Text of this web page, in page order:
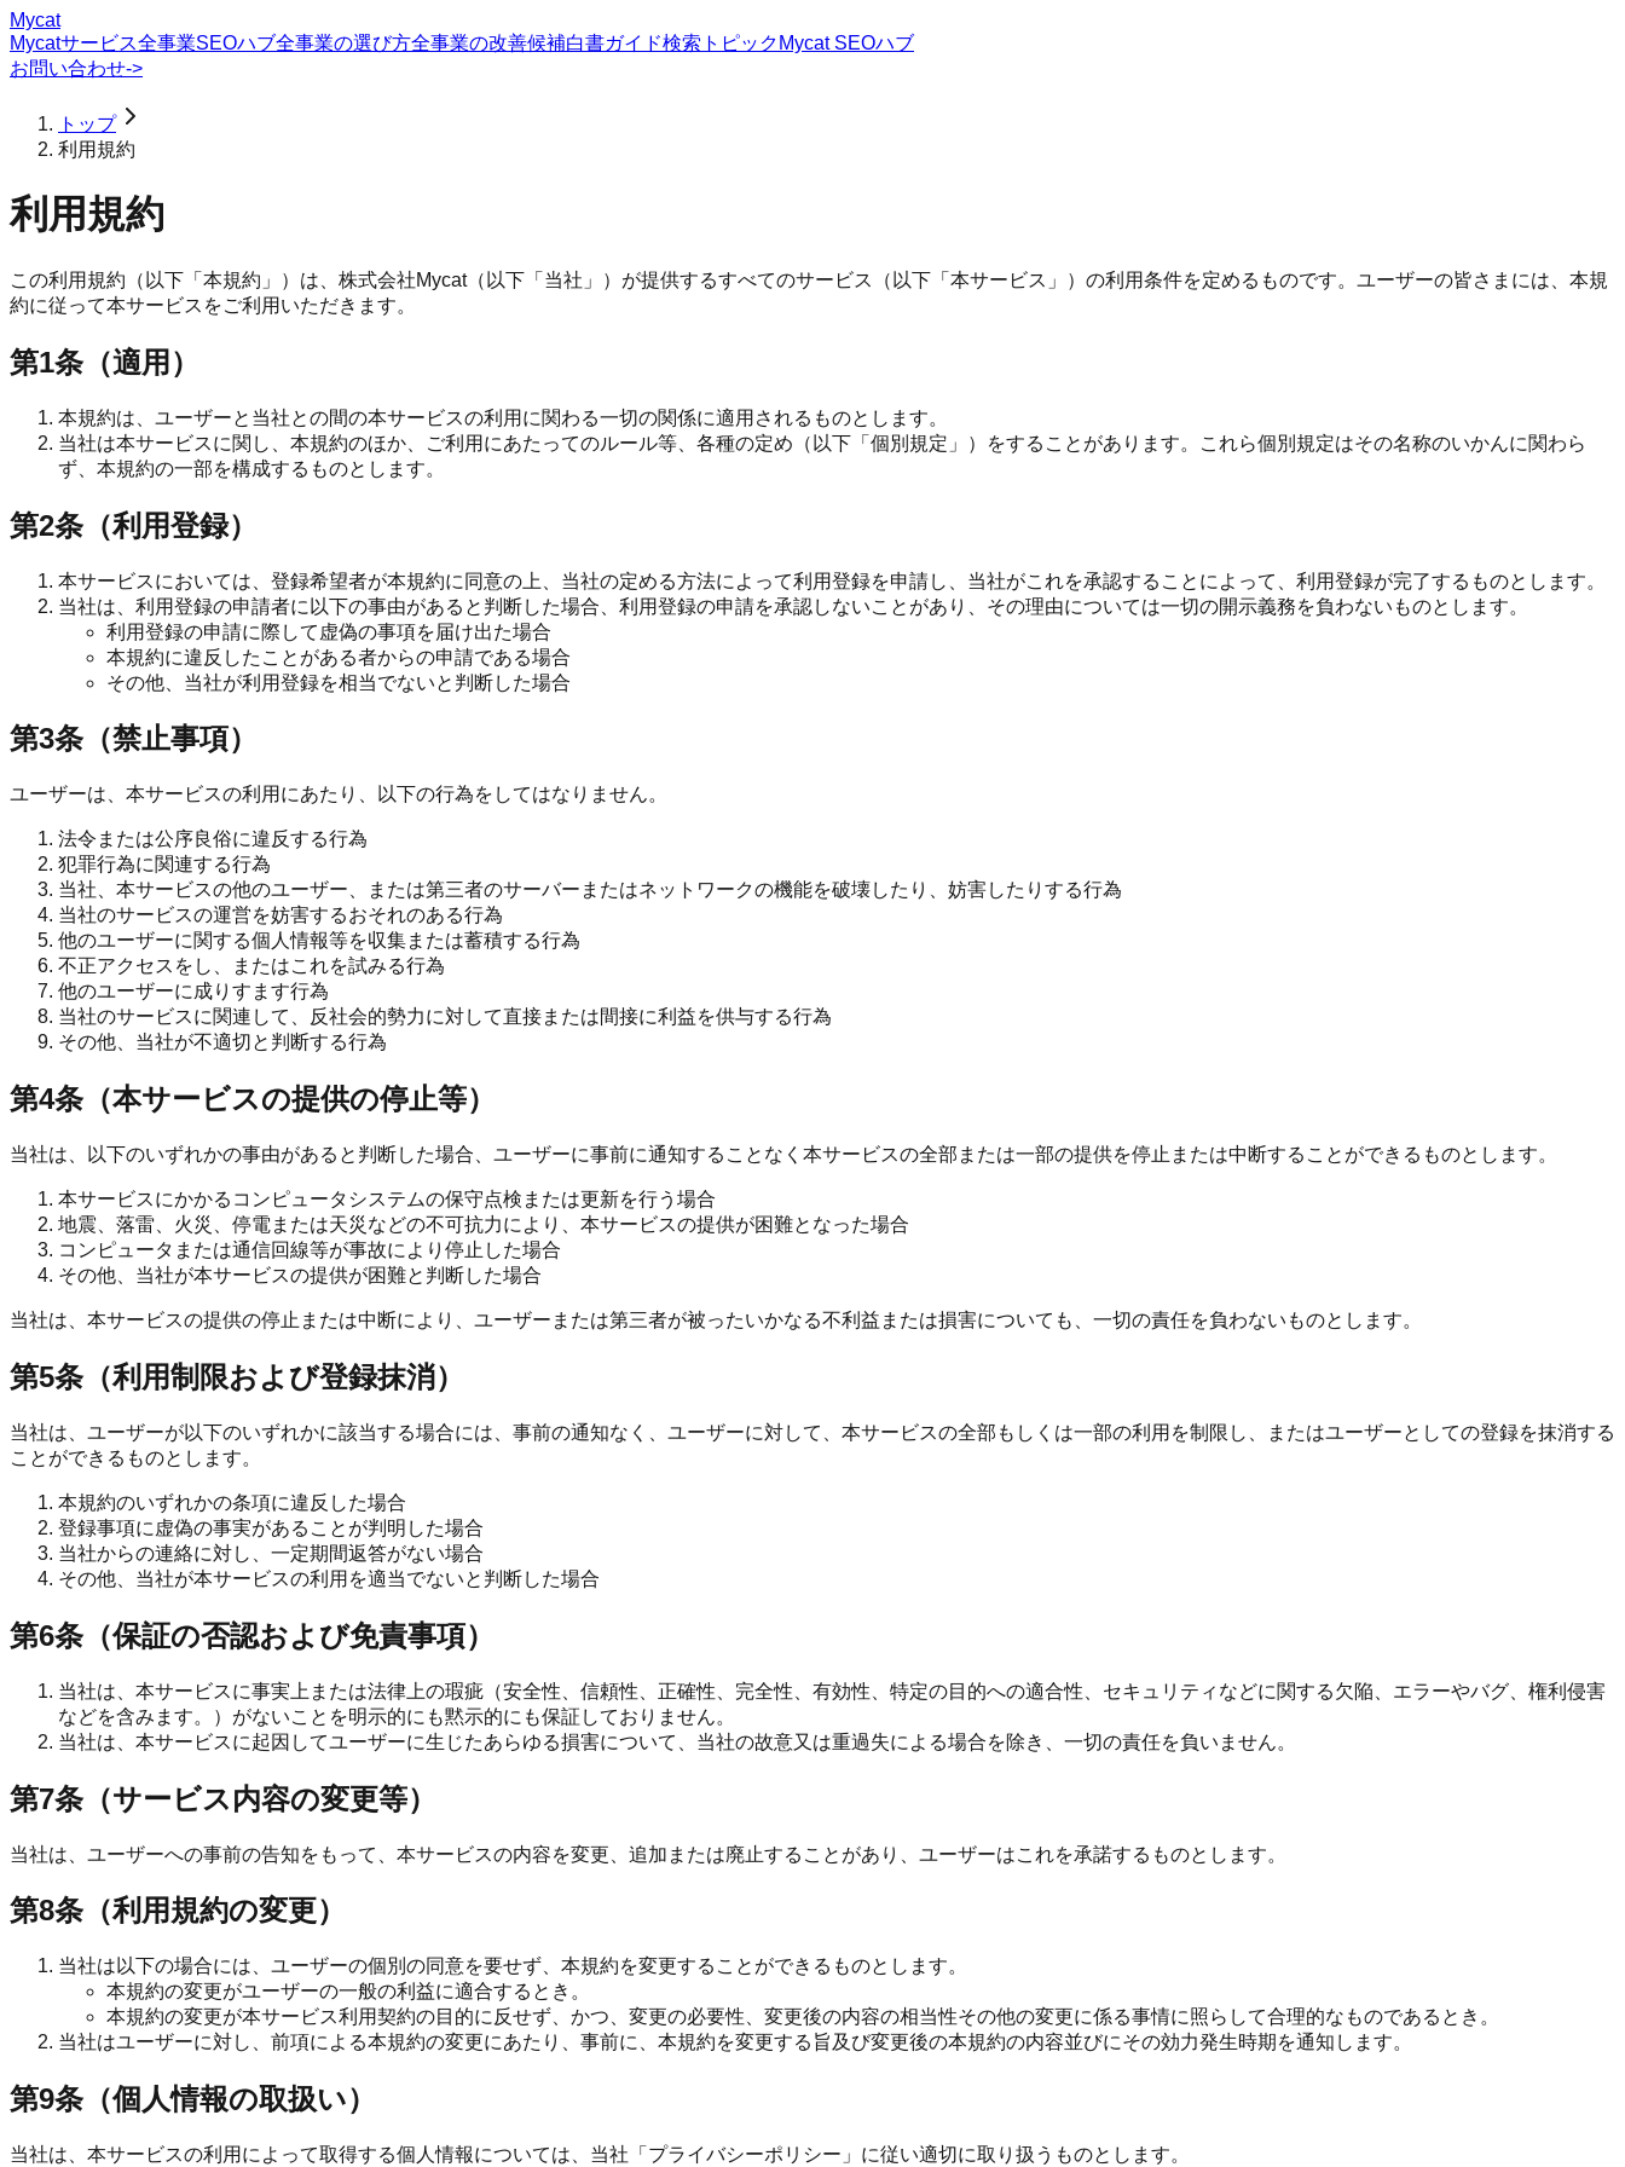
Mycat
Mycatサービス全事業SEOハブ全事業の選び方全事業の改善候補白書ガイド検索トピック Mycat SEOハブ
お問い合わせ->
トップ
利用規約
利用規約
この利用規約（以下「本規約」）は、株式会社Mycat（以下「当社」）が提供するすべてのサービス（以下「本サービス」）の利用条件を定めるものです。ユーザーの皆さまには、本規
約に従って本サービスをご利用いただきます。
第1条（適用）
本規約は、ユーザーと当社との間の本サービスの利用に関わる一切の関係に適用されるものとします。
当社は本サービスに関し、本規約のほか、ご利用にあたってのルール等、各種の定め（以下「個別規定」）をすることがあります。これら個別規定はその名称のいかんに関わら
ず、本規約の一部を構成するものとします。
第2条（利用登録）
本サービスにおいては、登録希望者が本規約に同意の上、当社の定める方法によって利用登録を申請し、当社がこれを承認することによって、利用登録が完了するものとします。
当社は、利用登録の申請者に以下の事由があると判断した場合、利用登録の申請を承認しないことがあり、その理由については一切の開示義務を負わないものとします。
利用登録の申請に際して虚偽の事項を届け出た場合
本規約に違反したことがある者からの申請である場合
その他、当社が利用登録を相当でないと判断した場合
第3条（禁止事項）
ユーザーは、本サービスの利用にあたり、以下の行為をしてはなりません。
法令または公序良俗に違反する行為
犯罪行為に関連する行為
当社、本サービスの他のユーザー、または第三者のサーバーまたはネットワークの機能を破壊したり、妨害したりする行為
当社のサービスの運営を妨害するおそれのある行為
他のユーザーに関する個人情報等を収集または蓄積する行為
不正アクセスをし、またはこれを試みる行為
他のユーザーに成りすます行為
当社のサービスに関連して、反社会的勢力に対して直接または間接に利益を供与する行為
その他、当社が不適切と判断する行為
第4条（本サービスの提供の停止等）
当社は、以下のいずれかの事由があると判断した場合、ユーザーに事前に通知することなく本サービスの全部または一部の提供を停止または中断することができるものとします。
本サービスにかかるコンピュータシステムの保守点検または更新を行う場合
地震、落雷、火災、停電または天災などの不可抗力により、本サービスの提供が困難となった場合
コンピュータまたは通信回線等が事故により停止した場合
その他、当社が本サービスの提供が困難と判断した場合
当社は、本サービスの提供の停止または中断により、ユーザーまたは第三者が被ったいかなる不利益または損害についても、一切の責任を負わないものとします。
第5条（利用制限および登録抹消）
当社は、ユーザーが以下のいずれかに該当する場合には、事前の通知なく、ユーザーに対して、本サービスの全部もしくは一部の利用を制限し、またはユーザーとしての登録を抹消する
ことができるものとします。
本規約のいずれかの条項に違反した場合
登録事項に虚偽の事実があることが判明した場合
当社からの連絡に対し、一定期間返答がない場合
その他、当社が本サービスの利用を適当でないと判断した場合
第6条（保証の否認および免責事項）
当社は、本サービスに事実上または法律上の瑕疵（安全性、信頼性、正確性、完全性、有効性、特定の目的への適合性、セキュリティなどに関する欠陥、エラーやバグ、権利侵害
などを含みます。）がないことを明示的にも黙示的にも保証しておりません。
当社は、本サービスに起因してユーザーに生じたあらゆる損害について、当社の故意又は重過失による場合を除き、一切の責任を負いません。
第7条（サービス内容の変更等）
当社は、ユーザーへの事前の告知をもって、本サービスの内容を変更、追加または廃止することがあり、ユーザーはこれを承諾するものとします。
第8条（利用規約の変更）
当社は以下の場合には、ユーザーの個別の同意を要せず、本規約を変更することができるものとします。
本規約の変更がユーザーの一般の利益に適合するとき。
本規約の変更が本サービス利用契約の目的に反せず、かつ、変更の必要性、変更後の内容の相当性その他の変更に係る事情に照らして合理的なものであるとき。
当社はユーザーに対し、前項による本規約の変更にあたり、事前に、本規約を変更する旨及び変更後の本規約の内容並びにその効力発生時期を通知します。
第9条（個人情報の取扱い）
当社は、本サービスの利用によって取得する個人情報については、当社「プライバシーポリシー」に従い適切に取り扱うものとします。